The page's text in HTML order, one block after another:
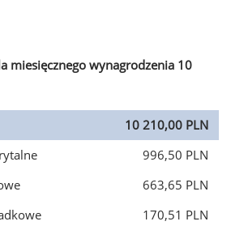
miesięcznego wynagrodzenia 10
10 210,00 PLN
996,50 PLN
663,65 PLN
170,51 PLN